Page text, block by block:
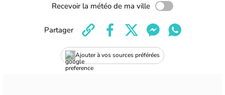
Recevoir la météo de ma ville
Ajouter à vos sources préférées
Partager